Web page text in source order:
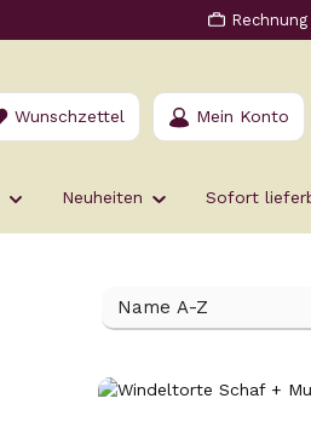
Wunschzettel Du hast 0 Produkte
Mein Konto
Neuheiten Sofort